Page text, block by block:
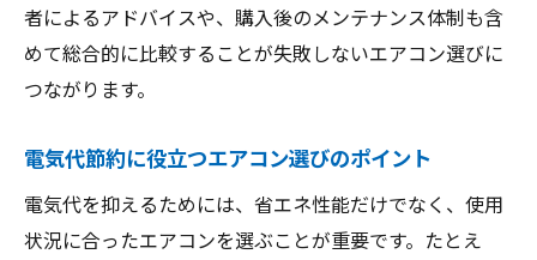
者によるアドバイスや、購入後のメンテナンス体制も含
めて総合的に比較することが失敗しないエアコン選びに
つながります。
電気代節約に役立つエアコン選びのポイント
電気代を抑えるためには、省エネ性能だけでなく、使用
状況に合ったエアコンを選ぶことが重要です。たとえ